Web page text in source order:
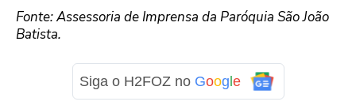
Fonte: Assessoria de Imprensa da Paróquia São João
Batista.
Siga o H2FOZ no Goog e